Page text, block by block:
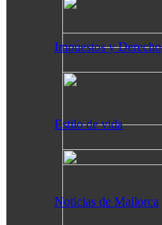
Impuestos y Derecho
Estilo de vida
Noticias de Mallorca